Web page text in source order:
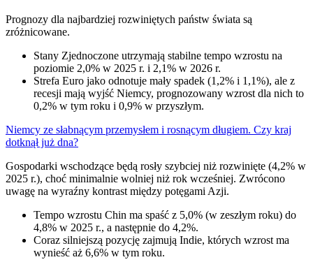
Prognozy dla najbardziej rozwiniętych państw świata są
zróżnicowane.
Stany Zjednoczone utrzymają stabilne tempo wzrostu na
poziomie 2,0% w 2025 r. i 2,1% w 2026 r.
Strefa Euro jako odnotuje mały spadek (1,2% i 1,1%), ale z
recesji mają wyjść Niemcy, prognozowany wzrost dla nich to
0,2% w tym roku i 0,9% w przyszłym.
Niemcy ze słabnącym przemysłem i rosnącym długiem. Czy kraj
dotknął już dna?
Gospodarki wschodzące będą rosły szybciej niż rozwinięte (4,2% w
2025 r.), choć minimalnie wolniej niż rok wcześniej. Zwrócono
uwagę na wyraźny kontrast między potęgami Azji.
Tempo wzrostu Chin ma spaść z 5,0% (w zeszłym roku) do
4,8% w 2025 r., a następnie do 4,2%.
Coraz silniejszą pozycję zajmują Indie, których wzrost ma
wynieść aż 6,6% w tym roku.